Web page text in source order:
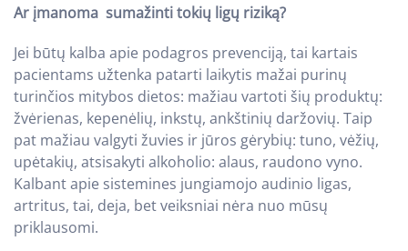
Ar įmanoma sumažinti tokių ligų riziką?
Jei būtų kalba apie podagros prevenciją, tai kartais
pacientams užtenka patarti laikytis mažai purinų
turinčios mitybos dietos: mažiau vartoti šių produktų:
žvėrienas, kepenėlių, inkstų, ankštinių daržovių. Taip
pat mažiau valgyti žuvies ir jūros gėrybių: tuno, vėžių,
upėtakių, atsisakyti alkoholio: alaus, raudono vyno.
Kalbant apie sistemines jungiamojo audinio ligas,
artritus, tai, deja, bet veiksniai nėra nuo mūsų
priklausomi.